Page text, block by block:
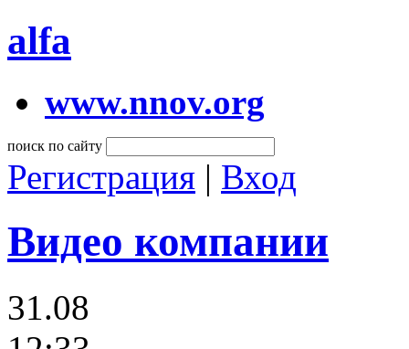
alfa
www.nnov.org
поиск по сайту
Регистрация | Вход
Видео компании
31.08